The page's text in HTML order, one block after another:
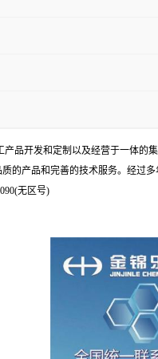
品开发和定制以及经营于一体的
的产品和完善的技术服务。经过
无区号)